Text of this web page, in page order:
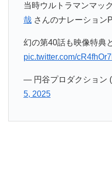
当時ウルトラマンマッ
哉さんのナレーション
幻の第40話も映像特典
pic.twitter.com/
— 円谷プロダクション
5, 2025